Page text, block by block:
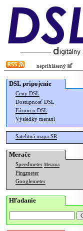
neprihlásený
DSL pripojenie
Ceny DSL
Dostupnosť DSL
Fórum o DSL
Výsledky meraní
Satelitná mapa SR
Merače
Speedmeter Merania
Pingmeter
Googlemeter
Hľadanie